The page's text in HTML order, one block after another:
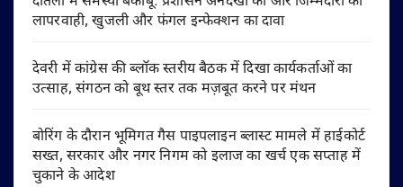
लापरवाही, खुजली और फंगल इन्फेक्शन का दावा
देवरी में कांग्रेस की ब्लॉक स्तरीय बैठक में दिखा कार्यकर्ताओं का
उत्साह, संगठन को बूथ स्तर तक मज़बूत करने पर मंथन
बोरिंग के दौरान भूमिगत गैस पाइपलाइन ब्लास्ट मामले में हाईकोर्ट
सख्त, सरकार और नगर निगम को इलाज का खर्च एक सप्ताह में
चुकाने के आदेश